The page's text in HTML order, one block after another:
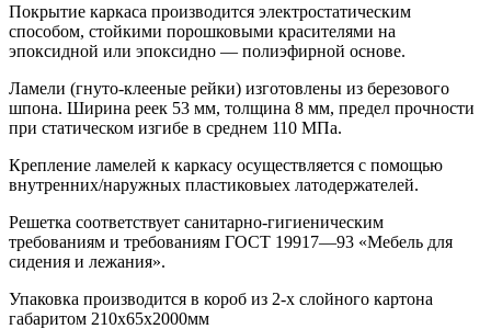
Покрытие каркаса производится электростатическим
способом, стойкими порошковыми красителями на
эпоксидной или эпоксидно — полиэфирной основе.
Ламели (гнуто-клееные рейки) изготовлены из березового
шпона. Ширина реек 53 мм, толщина 8 мм, предел прочности
при статическом изгибе в среднем 110 МПа.
Крепление ламелей к каркасу осуществляется с помощью
внутренних/наружных пластиковыех латодержателей.
Решетка соответствует санитарно-гигиеническим
требованиям и требованиям ГОСТ 19917—93 «Мебель для
сидения и лежания».
Упаковка производится в короб из 2-х слойного картона
габаритом 210х65х2000мм